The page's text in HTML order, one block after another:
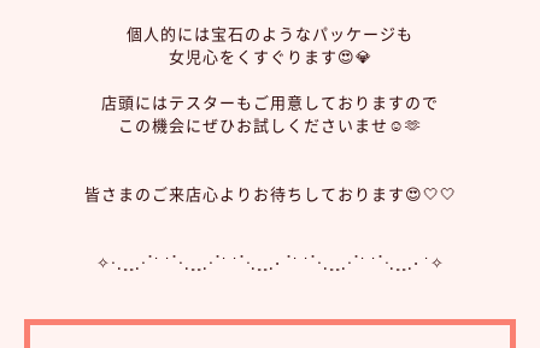
個人的には宝石のようなパッケージも
女児心をくすぐります😍💎
店頭にはテスターもご用意しておりますので
この機会にぜひお試しくださいませ☺️🫶
皆さまのご来店心よりお待ちしております😍🤍🤍
✧⋅.˳˳.⋅ॱ˙ ˙ॱ⋅.˳˳.⋅ॱ˙ ˙ॱᐧ.˳˳.⋅ ॱ˙ ˙ॱ⋅.˳˳.⋅ॱ˙ ˙ॱᐧ.˳˳.⋅ ˙✧